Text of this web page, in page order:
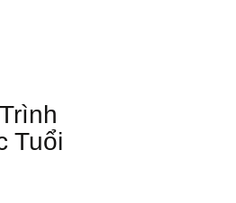
Tuổi